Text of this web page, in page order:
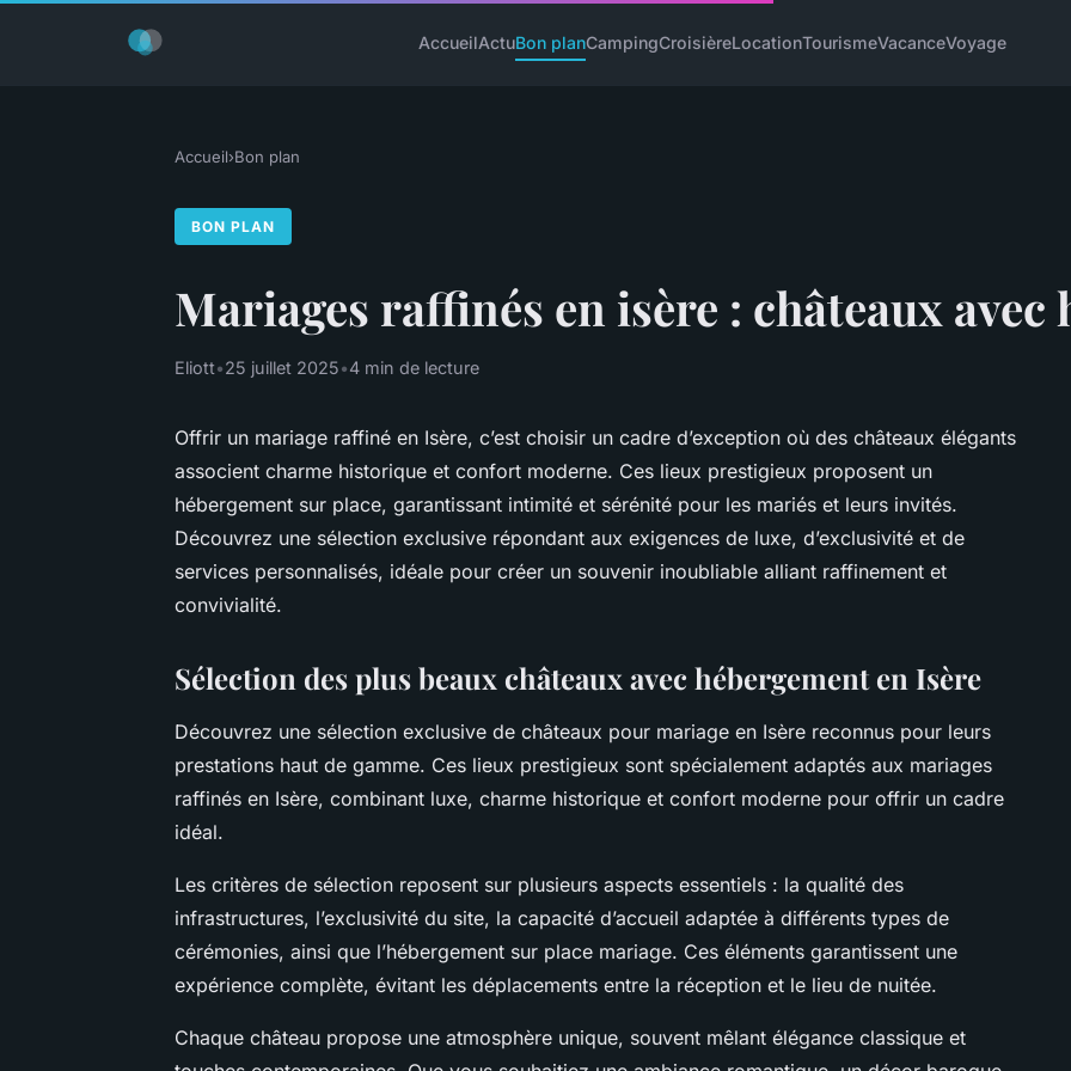
AccueilActuBon planCampingCroisièreLocationTourismeVacanceVoyage
Accueil›Bon plan
BON PLAN
Mariages raffinés en isère : châteaux avec
Eliott•25 juillet 2025•4 min de lecture
Offrir un mariage raffiné en Isère, c’est choisir un cadre d’exception où des châteaux élégants
associent charme historique et confort moderne. Ces lieux prestigieux proposent un
hébergement sur place, garantissant intimité et sérénité pour les mariés et leurs invités.
Découvrez une sélection exclusive répondant aux exigences de luxe, d’exclusivité et de
services personnalisés, idéale pour créer un souvenir inoubliable alliant raffinement et
convivialité.
Sélection des plus beaux châteaux avec hébergement en Isère
Découvrez une sélection exclusive de châteaux pour mariage en Isère reconnus pour leurs
prestations haut de gamme. Ces lieux prestigieux sont spécialement adaptés aux mariages
raffinés en Isère, combinant luxe, charme historique et confort moderne pour offrir un cadre
idéal.
Les critères de sélection reposent sur plusieurs aspects essentiels : la qualité des
infrastructures, l’exclusivité du site, la capacité d’accueil adaptée à différents types de
cérémonies, ainsi que l’hébergement sur place mariage. Ces éléments garantissent une
expérience complète, évitant les déplacements entre la réception et le lieu de nuitée.
Chaque château propose une atmosphère unique, souvent mêlant élégance classique et